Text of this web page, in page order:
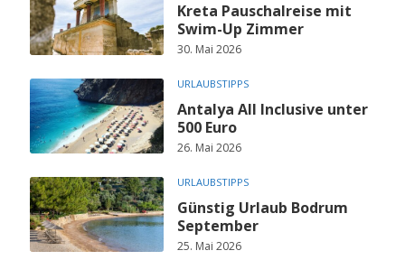
Kreta Pauschalreise mit
Swim-Up Zimmer
30. Mai 2026
URLAUBSTIPPS
Antalya All Inclusive unter
500 Euro
26. Mai 2026
URLAUBSTIPPS
Günstig Urlaub Bodrum
September
25. Mai 2026